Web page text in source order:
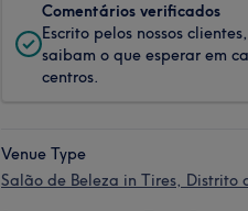
Comentários verificados
Escrito pelos nossos
saibam o que esperar em
centros.
Venue Type
Salão de Beleza in Tires, Distrito